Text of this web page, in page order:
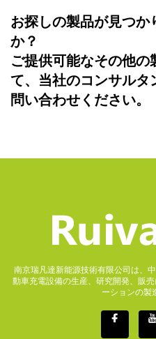
お探しの製品が見つか
か？
ご提供可能なその他の
て、当社のコンサルタ
問い合わせください。
南京瑞凡達新能源技術有限公司は、
動車充電設備の生産、研究開発、販
ーションの製